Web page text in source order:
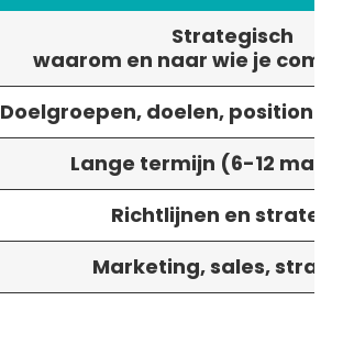
Strategisch
waarom en naar wie je
Doelgroepen, doelen,
Lange termijn (6-12
Richtlijnen en
Marketing, sales,